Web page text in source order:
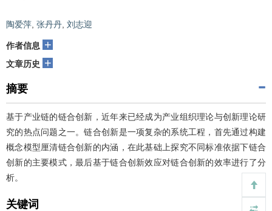
陶爱萍 张丹丹 刘志迎
作者信息 +
文章历史 +
摘要
基于产业链的链合创新，近年来已经成为产业组织理论与创新理论研
究的热点问题之一。链合创新是一项复杂的系统工程，首先通过构建
概念模型厘清链合创新的内涵，在此基础上探究不同标准依据下链合
创新的主要模式，最后基于链合创新效应对链合创新的效率进行了分
析。
关键词